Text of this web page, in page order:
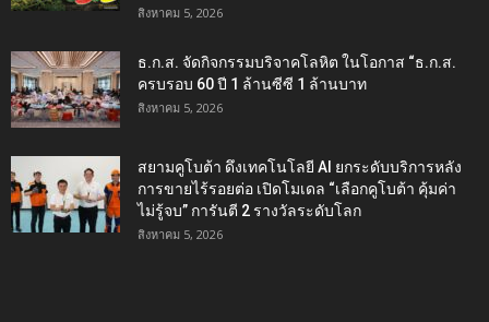
สิงหาคม 5, 2026
ธ.ก.ส. จัดกิจกรรมบริจาคโลหิต ในโอกาส “ธ.ก.ส.
ครบรอบ 60 ปี 1 ล้านซีซี 1 ล้านบาท
สิงหาคม 5, 2026
สยามคูโบต้า ดึงเทคโนโลยี AI ยกระดับบริการหลัง
การขายไร้รอยต่อ เปิดโมเดล “เลือกคูโบต้า คุ้มค่า
ไม่รู้จบ” การันตี 2 รางวัลระดับโลก
สิงหาคม 5, 2026